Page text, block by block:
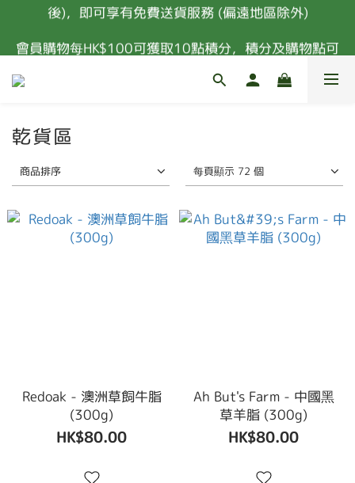
凡購物滿港幣$400或以上 (扣除所有優惠及購物金
後)，即可享有免費送貨服務 (偏遠地區除外)
換取禮品
新會員首次消費 85折優惠 (特價，套餐及指定食材除
凡購物滿港幣$400或以上 (扣除所有優惠及購物金
後)，即可享有免費送貨服務 (偏遠地區除外)
乾貨區
商品排序 每頁顯示 72 個
Redoak - 澳洲草飼牛脂
(300g)
HK$80.00
Ah But's Farm - 中國黑
草羊脂 (300g)
HK$80.00